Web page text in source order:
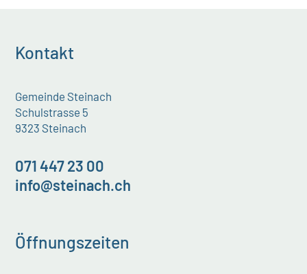
Kontakt
Gemeinde Steinach
Schulstrasse 5
9323 Steinach
071 447 23 00
info@steinach.ch
Öffnungszeiten